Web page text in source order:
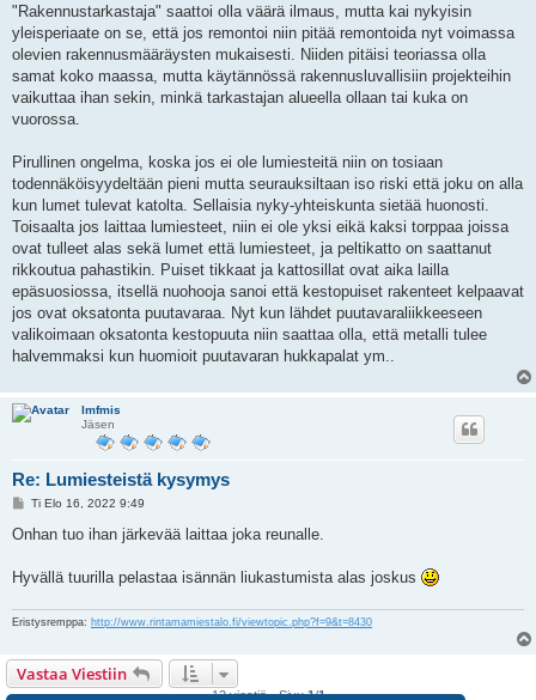
e
t
i
"Rakennustarkastaja" saattoi olla väärä ilmaus, mutta kai nykyisin
yleisperiaate on se, että jos remontoi niin pitää remontoida nyt voimassa
olevien rakennusmääräysten mukaisesti. Niiden pitäisi teoriassa olla
samat koko maassa, mutta käytännössä rakennusluvallisiin projekteihin
vaikuttaa ihan sekin, minkä tarkastajan alueella ollaan tai kuka on
vuorossa.
Pirullinen ongelma, koska jos ei ole lumiesteitä niin on tosiaan
todennäköisyydeltään pieni mutta seurauksiltaan iso riski että joku on alla
kun lumet tulevat katolta. Sellaisia nyky-yhteiskunta sietää huonosti.
Toisaalta jos laittaa lumiesteet, niin ei ole yksi eikä kaksi torppaa joissa
ovat tulleet alas sekä lumet että lumiesteet, ja peltikatto on saattanut
rikkoutua pahastikin. Puiset tikkaat ja kattosillat ovat aika lailla
epäsuosiossa, itsellä nuohooja sanoi että kestopuiset rakenteet kelpaavat
jos ovat oksatonta puutavaraa. Nyt kun lähdet puutavaraliikkeeseen
valikoimaan oksatonta kestopuuta niin saattaa olla, että metalli tulee
halvemmaksi kun huomioit puutavaran hukkapalat ym..
lmfmis
Jäsen
Re: Lumiesteistä kysymys
V
e
i
Ti Elo 16, 2022 9:49
Onhan tuo ihan järkevää laittaa joka reunalle.
Hyvällä tuurilla pelastaa isännän liukastumista alas joskus
Eristysremppa: http://www.rintamamiestalo.fi/viewtopic.php?f=9&t=8430
Vastaa Viestiin
12 viestiä • Sivu1/1